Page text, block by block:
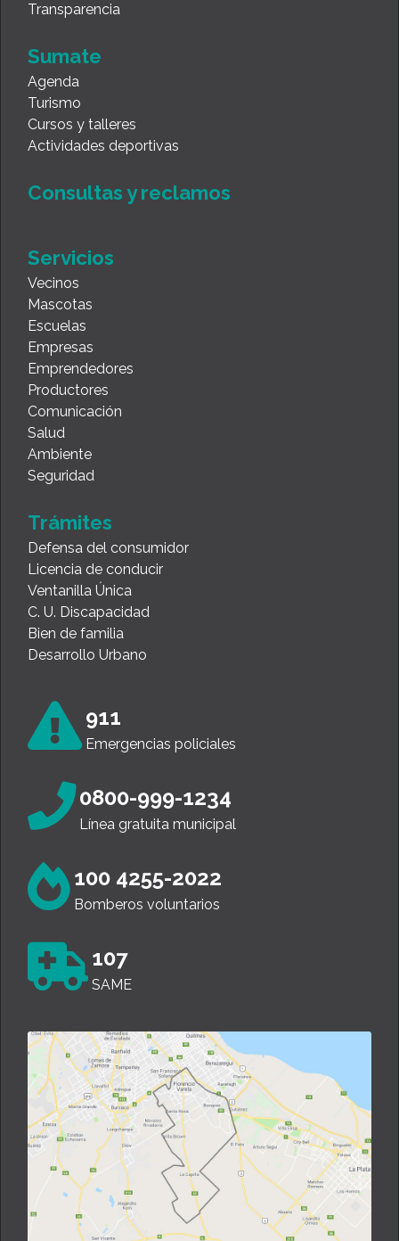
Transparencia
Sumate
Agenda
Turismo
Cursos y talleres
Actividades deportivas
Consultas y reclamos
Servicios
Vecinos
Mascotas
Escuelas
Empresas
Emprendedores
Productores
Comunicación
Salud
Ambiente
Seguridad
Trámites
Defensa del consumidor
Licencia de conducir
Ventanilla Única
C. U. Discapacidad
Bien de familia
Desarrollo Urbano
911
Emergencias policiales
0800-999-1234
Línea gratuita municipal
100 4255-2022
Bomberos voluntarios
107
SAME